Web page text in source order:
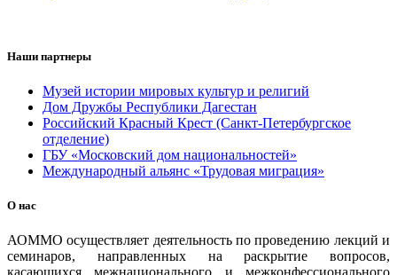
Наши партнеры
Музей истории мировых культур и религий
Дом Дружбы Республики Дагестан
Российский Красный Крест (Санкт-Петербургское
отделение)
ГБУ «Московский дом национальностей»
Международный альянс «Трудовая миграция»
О нас
АОММО осуществляет деятельность по проведению лекций и
семинаров, направленных на раскрытие вопросов,